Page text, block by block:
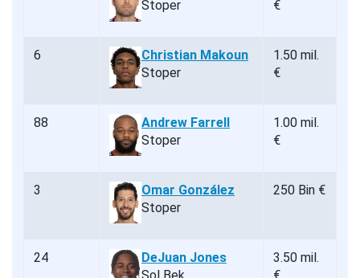
Stoper €
6
Christian Makoun
Stoper
1.50 mil.
€
88
Andrew Farrell
Stoper
1.00 mil.
€
3
Omar González
Stoper
250 Bin €
24
DeJuan Jones
3.50 mil.